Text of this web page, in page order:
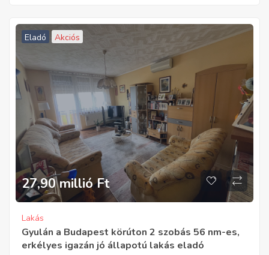
Eladó Akciós
27,90 millió Ft
Lakás
Gyulán a Budapest körúton 2 szobás 56 nm-es,
erkélyes igazán jó állapotú lakás eladó